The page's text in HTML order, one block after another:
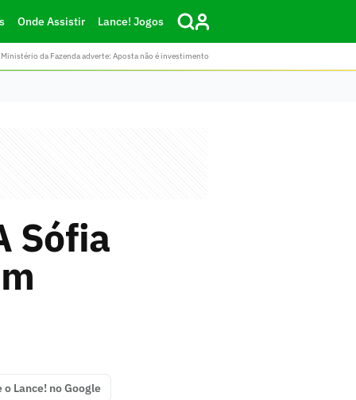
Onde Assistir Lance! Jogos
da Fazenda adverte: Aposta não é investimento
Sófia
o Lance! no Google